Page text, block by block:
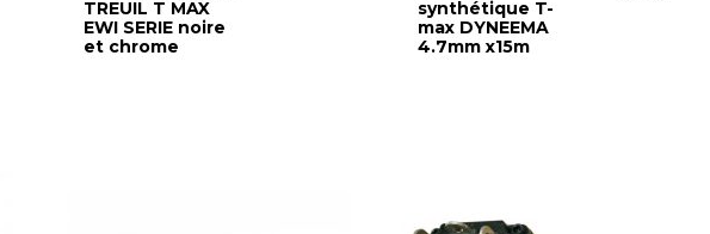
TREUIL T MAX
EWI SERIE noire
et chrome
synthétique T-
max DYNEEMA
4.7mm x15m